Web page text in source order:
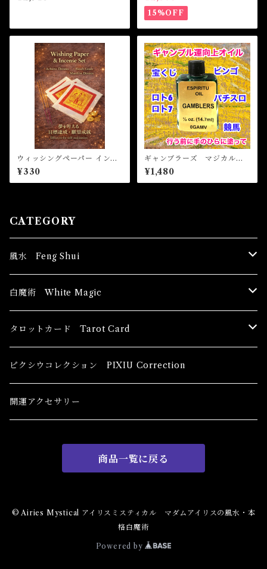
15%OFF
ウィッシングペーパー インセ
ンスセット
¥330
ギャンブラーズ マジカルオ
イル・魔女 GAMBLERS M
agical Oil
¥1,480
CATEGORY
風水 Feng Shui
ブッダ Buddha
恋愛運
健康運 Health
金運 Money
キーチェーン
金運 Money
干支風水置き物
ブレスレット Bracelet
白魔術 White Magic
香油 Oils
恋愛 Love
金運 Money
スピリチュアル Spiritual
キャンドル Candles
恋愛 Love
線香 Stick Incense
パウダー Magical Powder
仕事
バス＆フロアウォッシュ Bath&Floor Wash
バスハーブ Bath Herb
タロットカード Tarot Card
初心者向け For The Beginners
中級者向け
ピクシウコレクション PIXIU Correction
開運アクセサリー
商品一覧に戻る
© Airies Mystical アイリスミスティカル マダムアイリスの風水・本
格白魔術
Powered by